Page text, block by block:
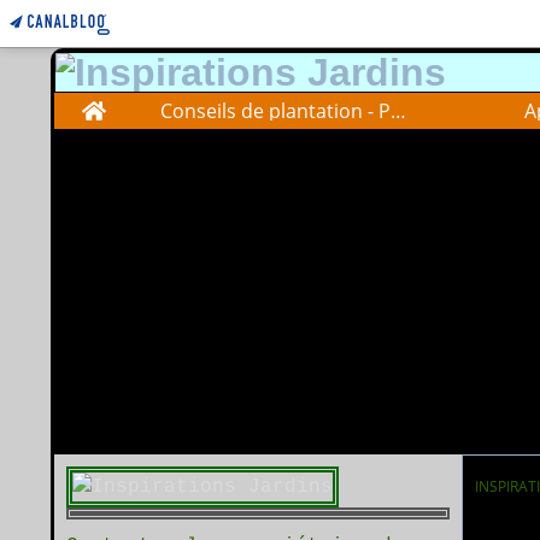
Home Conseils de plantation - Plantations advise